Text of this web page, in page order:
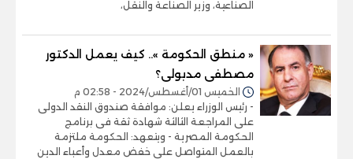
الصناعية، وزير الصناعة والنقل،
« منطق الحكومة ».. كيف يعمل الدكتور
مصطفى مدبولى؟
الخميس 01/أغسطس/2024 - 02:58 م
- رئيس الوزراء يعلن: موافقة صندوق النقد الدولى
على المراجعة الثالثة شهادة ثقة فى برنامج
الحكومة المصرية - ويتعهد: الحكومة ملتزمة
بالعمل المتواصل على خفض معدل وأعباء الدين